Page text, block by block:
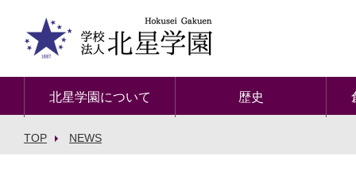
北星学園について 歴史
TOP NEWS